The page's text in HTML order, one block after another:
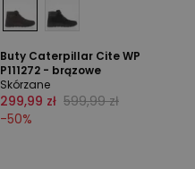
Buty Caterpillar Cite WP
P111272 - brązowe
Skórzane
299,99 zł 599,99 zł
-50%